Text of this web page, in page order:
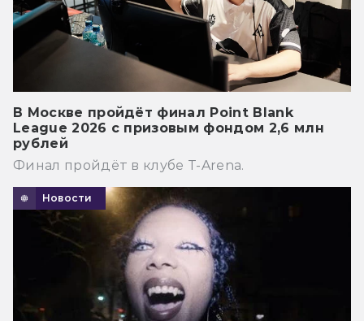
В Москве пройдёт финал Point Blank
League 2026 с призовым фондом 2,6 млн
рублей
Финал пройдёт в клубе T-Arena.
Новости